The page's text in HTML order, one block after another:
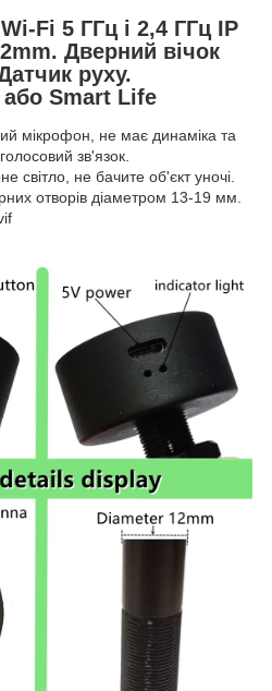
Fi 5 ГГц і 2,4 ГГц IP
Дверний вічок
руху.
Smart Life
мікрофон, не має динаміка та
зв'язок.
світло, не бачите об'єкт уночі.
отворів діаметром 13-19 мм.